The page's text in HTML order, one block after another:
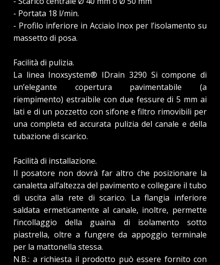
- Portata 18 l/min.
- Profilo inferiore in Acciaio Inox per l’isolamento su
massetto di posa.
Facilità di pulizia.
La linea Inoxsystem® IDrain 3290 Si compone di
un’elegante copertura pavimentabile (a
riempimento) estraibile con due fessure di 5 mm ai
lati e di un pozzetto con sifone e filtro rimovibili per
una completa ed accurata pulizia del canale e della
tubazione di scarico.
Facilità di installazione.
Il posatore non dovrà far altro che posizionare la
canaletta all’altezza del pavimento e collegare il tubo
di uscita alla rete di scarico. La flangia inferiore
saldata ermeticamente al canale, inoltre, permette
l’incollaggio della guaina di isolamento sotto
piastrella, oltre a fungere da appoggio terminale
per la mattonella stessa.
N.B.: a richiesta il prodotto può essere fornito con